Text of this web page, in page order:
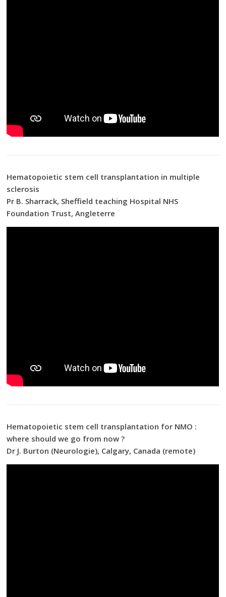
Hematopoietic stem cell transplantation in multiple
sclerosis
Pr B. Sharrack, Sheffield teaching Hospital NHS
Foundation Trust, Angleterre
Hematopoietic stem cell transplantation for NMO :
where should we go from now ?
Dr J. Burton (Neurologie), Calgary, Canada (remote)